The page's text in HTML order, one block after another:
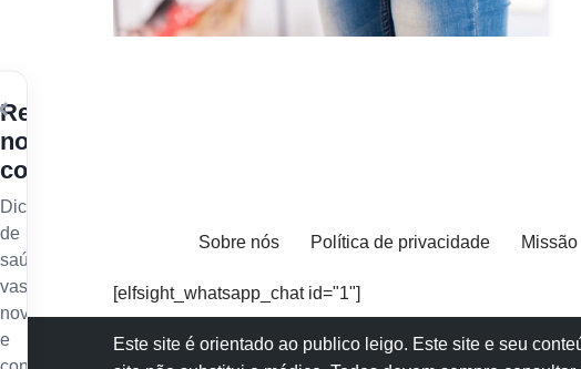
Sobre nós Política de privacidade Missão
[elfsight_whatsapp_chat id="1"]
Este site é orientado ao publico leigo. Este site e seu
Receba
nossos
conteúdos
Dicas
de
saúde
vascular,
novidades
e